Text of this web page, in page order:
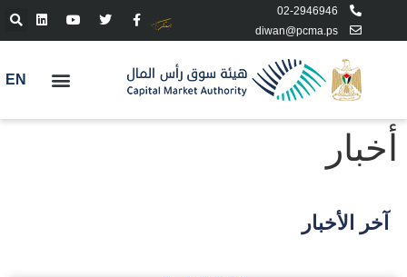
02-2946946
diwan@pcma.ps
EN
أخبار
آخر الأخبار